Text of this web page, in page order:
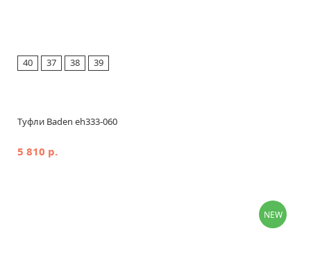
40 37 38 39
Туфли Baden eh333-060
5 810 р.
NEW